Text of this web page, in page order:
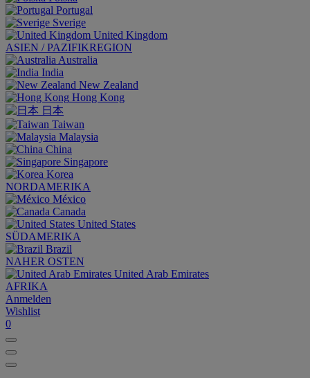
Portugal
Sverige
United Kingdom
ASIEN / PAZIFIKREGION
Australia
India
New Zealand
Hong Kong
日本
Taiwan
Malaysia
China
Singapore
Korea
NORDAMERIKA
México
Canada
United States
SÜDAMERIKA
Brazil
NAHER OSTEN
United Arab Emirates
AFRIKA
Anmelden
Wishlist
0